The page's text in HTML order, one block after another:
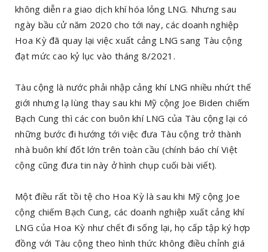
không diễn ra giao dịch khí hóa lỏng LNG. Nhưng sau
ngày bầu cử năm 2020 cho tới nay, các doanh nghiệp
Hoa Kỳ đã quay lại việc xuất cảng LNG sang Tàu cộng
đạt mức cao kỷ lục vào tháng 8/2021.
Tàu cộng là nước phải nhập cảng khí LNG nhiều nhứt thế
giới nhưng lạ lùng thay sau khi Mỹ cộng Joe Biden chiếm
Bạch Cung thì các con buôn khí LNG của Tàu cộng lại có
những bước đi hướng tới việc đưa Tàu cộng trở thành
nhà buôn khí đốt lớn trên toàn cầu (chính báo chí Việt
cộng cũng đưa tin này ở hình chụp cuối bài viết).
Một điều rất tồi tệ cho Hoa Kỳ là sau khi Mỹ cộng Joe
cộng chiếm Bạch Cung, các doanh nghiệp xuất cảng khí
LNG của Hoa Kỳ như chết đi sống lại, họ cấp tập ký hợp
đồng với Tàu cộng theo hình thức không điều chỉnh giá